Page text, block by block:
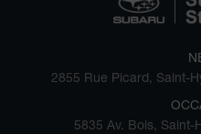
2855 Rue Picard, Saint-
5835 Av. Bois, Saint-